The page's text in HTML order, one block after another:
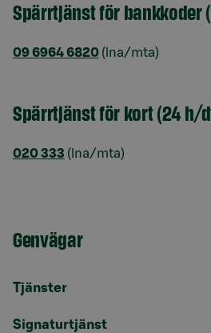
Spärrtjänst för bankkoder
09 6964 6820 (lna/mta)
Spärrtjänst för kort (24 h/
020 333 (lna/mta)
Genvägar
Tjänster
Signaturtjänst